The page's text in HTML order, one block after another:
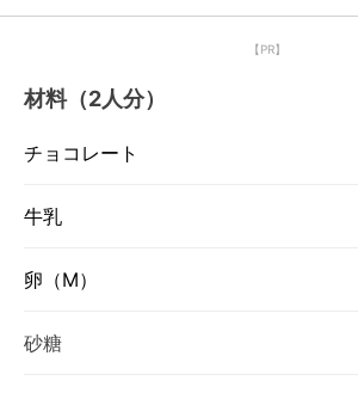
【PR】
材料（2人分）
チョコレート
牛乳
卵（М）
砂糖